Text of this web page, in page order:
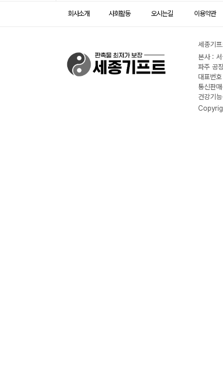
회사소개 사회활동 오시는길 이용약관
세종기
본사 :
파주 공
대표번
통신판
건강기